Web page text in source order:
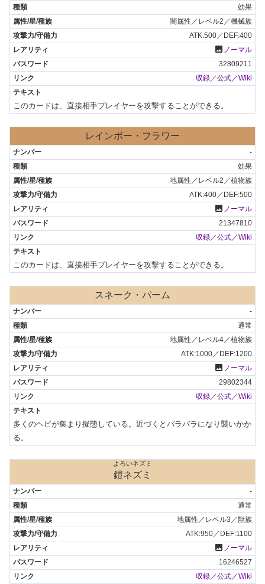
効果
闇属性／レベル2／機械族
ATK:500／DEF:400
photo ノーマル
32809211
収録 ／公式 ／Wiki
このカードは、直接相手プレイヤーを攻撃することができる。
レインボー・フラワー
-
効果
地属性／レベル2／植物族
ATK:400／DEF:500
photo ノーマル
21347810
収録／公式／Wiki
このカードは、直接相手プレイヤーを攻撃することができる。
スネーク・パーム
-
通常
地属性／レベル4／植物族
ATK:1000／DEF:1200
photo ノーマル
29802344
収録／公式／Wiki
多くのヘビが集まり擬態している。近づくとバラバラになり襲いかか
る。
よろいネズミ
鎧ネズミ
-
通常
地属性／レベル3／獣族
ATK:950／DEF:1100
photo ノーマル
16246527
収録 ／公式 ／Wiki